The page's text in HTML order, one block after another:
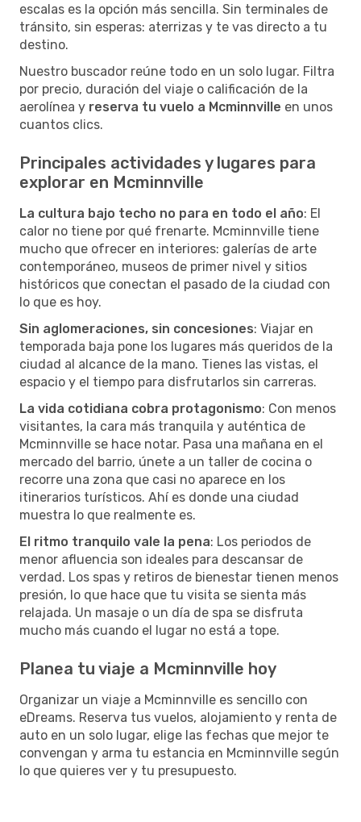
escalas es la opción más sencilla. Sin terminales de
tránsito, sin esperas: aterrizas y te vas directo a tu
destino.
Nuestro buscador reúne todo en un solo lugar. Filtra
por precio, duración del viaje o calificación de la
aerolínea y reserva tu vuelo a Mcminnville en unos
cuantos clics.
Principales actividades y lugares para
explorar en Mcminnville
La cultura bajo techo no para en todo el año: El
calor no tiene por qué frenarte. Mcminnville tiene
mucho que ofrecer en interiores: galerías de arte
contemporáneo, museos de primer nivel y sitios
históricos que conectan el pasado de la ciudad con
lo que es hoy.
Sin aglomeraciones, sin concesiones: Viajar en
temporada baja pone los lugares más queridos de la
ciudad al alcance de la mano. Tienes las vistas, el
espacio y el tiempo para disfrutarlos sin carreras.
La vida cotidiana cobra protagonismo: Con menos
visitantes, la cara más tranquila y auténtica de
Mcminnville se hace notar. Pasa una mañana en el
mercado del barrio, únete a un taller de cocina o
recorre una zona que casi no aparece en los
itinerarios turísticos. Ahí es donde una ciudad
muestra lo que realmente es.
El ritmo tranquilo vale la pena: Los periodos de
menor afluencia son ideales para descansar de
verdad. Los spas y retiros de bienestar tienen menos
presión, lo que hace que tu visita se sienta más
relajada. Un masaje o un día de spa se disfruta
mucho más cuando el lugar no está a tope.
Planea tu viaje a Mcminnville hoy
Organizar un viaje a Mcminnville es sencillo con
eDreams. Reserva tus vuelos, alojamiento y renta de
auto en un solo lugar, elige las fechas que mejor te
convengan y arma tu estancia en Mcminnville según
lo que quieres ver y tu presupuesto.